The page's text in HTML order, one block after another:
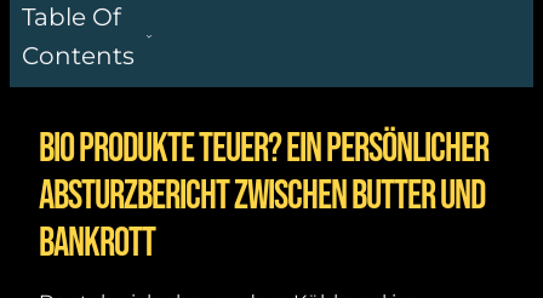
Table Of
Contents
Bio Produkte teuer? Ein persönlicher
Absturzbericht zwischen Butter und
Bankrott